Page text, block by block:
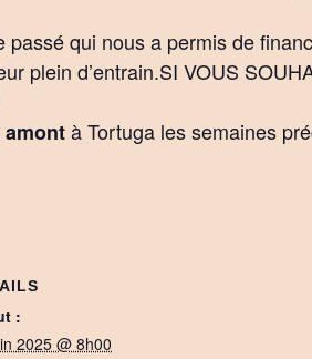
passé qui nous a permis de
plein d’entrain.SI VOUS
à Tortuga les semaines
:
2025 @ 8h00